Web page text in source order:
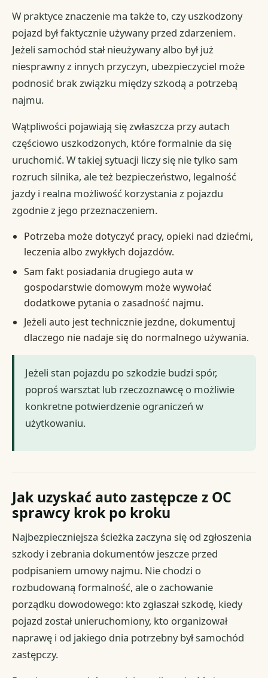
W praktyce znaczenie ma także to, czy uszkodzony
pojazd był faktycznie używany przed zdarzeniem.
Jeżeli samochód stał nieużywany albo był już
niesprawny z innych przyczyn, ubezpieczyciel może
podnosić brak związku między szkodą a potrzebą
najmu.
Wątpliwości pojawiają się zwłaszcza przy autach
częściowo uszkodzonych, które formalnie da się
uruchomić. W takiej sytuacji liczy się nie tylko sam
rozruch silnika, ale też bezpieczeństwo, legalność
jazdy i realna możliwość korzystania z pojazdu
zgodnie z jego przeznaczeniem.
Potrzeba może dotyczyć pracy, opieki nad dziećmi,
leczenia albo zwykłych dojazdów.
Sam fakt posiadania drugiego auta w
gospodarstwie domowym może wywołać
dodatkowe pytania o zasadność najmu.
Jeżeli auto jest technicznie jezdne, dokumentuj
dlaczego nie nadaje się do normalnego używania.
Jeżeli stan pojazdu po szkodzie budzi spór,
poproś warsztat lub rzeczoznawcę o możliwie
konkretne potwierdzenie ograniczeń w
użytkowaniu.
Jak uzyskać auto zastępcze z OC
sprawcy krok po kroku
Najbezpieczniejsza ścieżka zaczyna się od zgłoszenia
szkody i zebrania dokumentów jeszcze przed
podpisaniem umowy najmu. Nie chodzi o
rozbudowaną formalność, ale o zachowanie
porządku dowodowego: kto zgłaszał szkodę, kiedy
pojazd został unieruchomiony, kto organizował
naprawę i od jakiego dnia potrzebny był samochód
zastępczy.